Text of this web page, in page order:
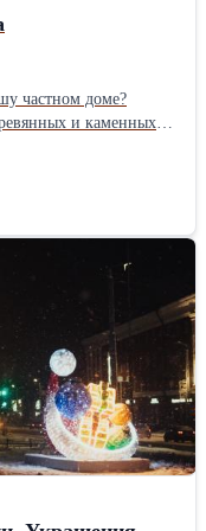
частном доме?
и каменных
заказчика и
выбрать наиболее
и фасада. Мы знаем,
шиферу,
от 60